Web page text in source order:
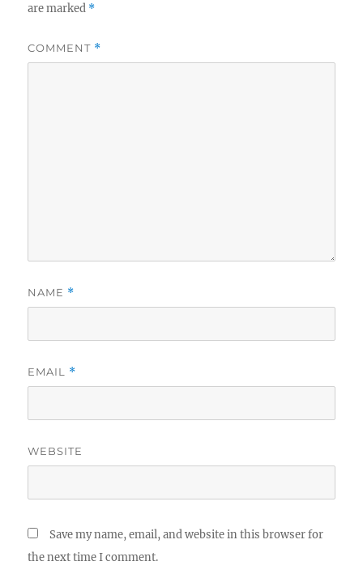
are marked *
COMMENT *
NAME *
EMAIL *
WEBSITE
Save my name, email, and website in this browser for
the next time I comment.